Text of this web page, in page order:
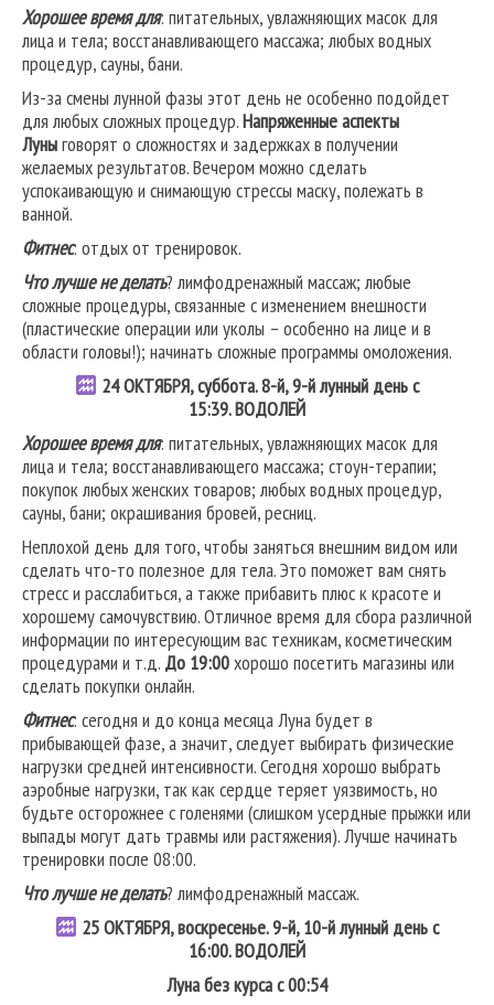
Хорошее время для: питательных, увлажняющих масок для
лица и тела; восстанавливающего массажа; любых водных
процедур, сауны, бани.
Из-за смены лунной фазы этот день не особенно подойдет
для любых сложных процедур.Напряженные аспекты
Луныговорят о сложностях и задержках в получении
желаемых результатов. Вечером можно сделать
успокаивающую и снимающую стрессы маску, полежать в
ванной.
Фитнес: отдых от тренировок.
Что лучше не делать? лимфодренажный массаж; любые
сложные процедуры, связанные с изменением внешности
(пластические операции или уколы – особенно на лице и в
области головы!); начинать сложные программы омоложения.
24ОКТЯБРЯ, суббота. 8-й, 9-й лунный день с
15:39.ВОДОЛЕЙ
Хорошее время для: питательных, увлажняющих масок для
лица и тела; восстанавливающего массажа; стоун-терапии;
покупок любых женских товаров; любых водных процедур,
сауны, бани; окрашивания бровей, ресниц.
Неплохой день для того, чтобы заняться внешним видом или
сделать что-то полезное для тела. Это поможет вам снять
стресс и расслабиться, а также прибавить плюс к красоте и
хорошему самочувствию. Отличное время для сбора различной
информации по интересующим вас техникам, косметическим
процедурами и т.д. До 19:00хорошо посетить магазины или
сделать покупки онлайн.
Фитнес: сегодня и до конца месяца Луна будет в
прибывающей фазе, а значит, следует выбирать физические
нагрузки средней интенсивности. Сегодня хорошо выбрать
аэробные нагрузки, так как сердце теряет уязвимость, но
будьте осторожнее с голенями (слишком усердные прыжки или
выпады могут дать травмы или растяжения). Лучше начинать
тренировки после 08:00.
Что лучше не делать? лимфодренажный массаж.
25ОКТЯБРЯ, воскресенье. 9-й, 10-й лунный день с
16:00.ВОДОЛЕЙ
Луна без курса с 00:54